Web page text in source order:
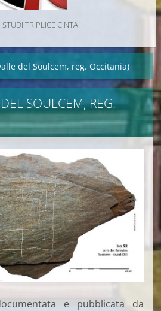
TRIPLICE CINTA
del Soulcem, reg. Occitania)
SOULCEM, REG.
e pubblicata da